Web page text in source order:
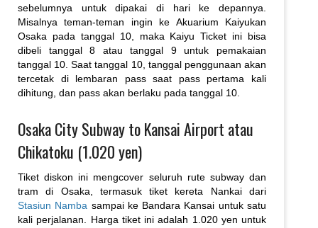
sebelumnya untuk dipakai di hari ke depannya.
Misalnya teman-teman ingin ke Akuarium Kaiyukan
Osaka pada tanggal 10, maka Kaiyu Ticket ini bisa
dibeli tanggal 8 atau tanggal 9 untuk pemakaian
tanggal 10. Saat tanggal 10, tanggal penggunaan akan
tercetak di lembaran pass saat pass pertama kali
dihitung, dan pass akan berlaku pada tanggal 10.
Osaka City Subway to Kansai Airport atau
Chikatoku (1.020 yen)
Tiket diskon ini mengcover seluruh rute subway dan
tram di Osaka, termasuk tiket kereta Nankai dari
Stasiun Namba sampai ke Bandara Kansai untuk satu
kali perjalanan. Harga tiket ini adalah 1.020 yen untuk